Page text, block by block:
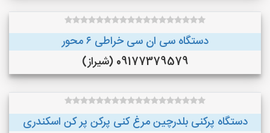
دستگاه سی ان سی خراطی ۶ محور
09177379579 (شیراز)
دستگاه پرکنی بلدرچین مرغ کنی پرکن پر کن اسکندری